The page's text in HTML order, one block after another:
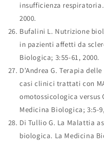
insufficienza
2000.
Bufalini L. Nutrizione
in pazienti affetti da
Biologica; 3:55-61, 2000.
D’Andrea G. Terapia
casi clinici trattati con
omotossicologica versus
Medicina Biologica; 3:5-
Di Tullio G. La Malattia
biologica. La Medicina